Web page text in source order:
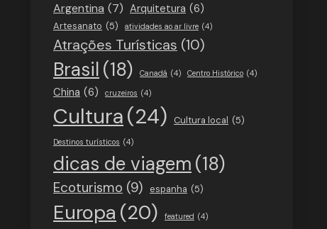
Argentina (7) Arquitetura (6)
Artesanato (5) atividades ao ar livre (4)
Atrações Turísticas (10)
Brasil (18) Canadá (4) Centro Histórico (4)
China (6) cruzeiros (4)
Cultura(24) Cultura local (5)
Destinos turísticos (4)
dicas de viagem (18)
Ecoturismo (9) espanha (5)
Europa (20) featured (4)